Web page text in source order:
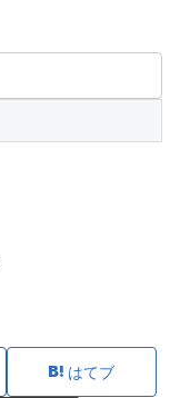
はてブ